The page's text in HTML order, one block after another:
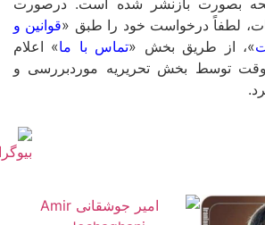
بصورت بازنشر شده است. درصورت
لطفاً درخواست خود را طبق «قوانین و
»، از طریق بخش «تماس با ما» اعلام
وقت توسط بخش تحریریه موردبررسی و